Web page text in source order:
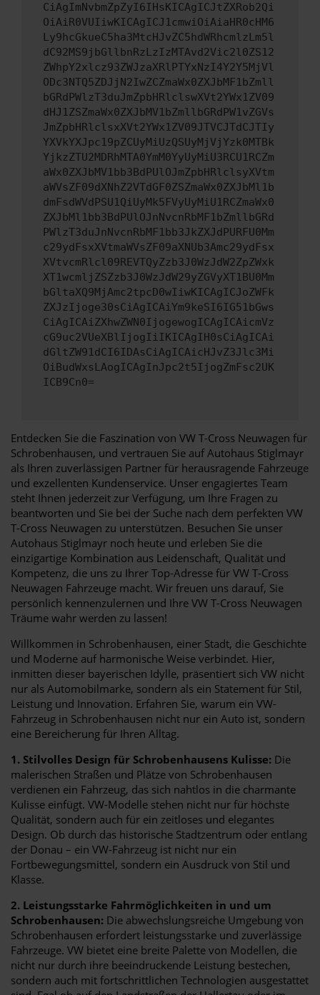
CiAgImNvbmZpZyI6IHsKICAgICJtZXRob2Qi
OiAiR0VUIiwKICAgICJ1cmwiOiAiaHR0cHM6
Ly9hcGkueC5ha3MtcHJvZC5hdWRhcmlzLm5l
dC92MS9jbGllbnRzLzIzMTAvd2Vic2l0ZS12
ZWhpY2xlcz93ZWJzaXRlPTYxNzI4Y2Y5MjVl
ODc3NTQ5ZDJjN2IwZCZmaWx0ZXJbMF1bZmll
bGRdPWlzT3duJmZpbHRlclswXVt2YWx1ZV09
dHJ1ZSZmaWx0ZXJbMV1bZmllbGRdPW1vZGVs
JmZpbHRlclsxXVt2YWx1ZV09JTVCJTdCJTIy
YXVkYXJpc19pZCUyMiUzQSUyMjVjYzk0MTBk
YjkzZTU2MDRhMTA0YmM0YyUyMiU3RCU1RCZm
aWx0ZXJbMV1bb3BdPUlOJmZpbHRlclsyXVtm
aWVsZF09dXNhZ2VTdGF0ZSZmaWx0ZXJbMl1b
dmFsdWVdPSU1QiUyMk5FVyUyMiU1RCZmaWx0
ZXJbMl1bb3BdPUlOJnNvcnRbMF1bZmllbGRd
PWlzT3duJnNvcnRbMF1bb3JkZXJdPURFU0Mm
c29ydFsxXVtmaWVsZF09aXNUb3Amc29ydFsx
XVtvcmRlcl09REVTQyZzb3J0WzJdW2ZpZWxk
XT1wcmljZSZzb3J0WzJdW29yZGVyXT1BU0Mm
bGltaXQ9MjAmc2tpcD0wIiwKICAgICJoZWFk
ZXJzIjoge30sCiAgICAiYm9keSI6IG51bGws
CiAgICAiZXhwZWN0IjogewogICAgICAicmVz
cG9uc2VUeXBlIjogIiIKICAgIH0sCiAgICAi
dGltZW91dCI6IDAsCiAgICAicHJvZ3Jlc3Mi
OiBudWxsLAogICAgInJpc2t5IjogZmFsc2UK
ICB9Cn0=
Entdecken Sie die Faszination von VW T-Cross Neuwagen für
Schrobenhausen, und vertrauen Sie auf Autohaus Stiglmayr
als Ihren zuverlässigen Partner für herausragende Fahrzeuge
und exzellenten Kundenservice. Unser engagiertes Team
steht Ihnen jederzeit zur Verfügung, um Ihre Fragen zu
beantworten und Sie bei der Suche nach dem perfekten VW
T-Cross Neuwagen zu unterstützen. Besuchen Sie unser
Autohaus Stiglmayr noch heute und erleben Sie die
einzigartige Kombination aus Leidenschaft, Qualität und
Kompetenz, die uns zu Ihrer Top-Adresse für VW T-Cross
Neuwagen Fahrzeuge macht. Wir freuen uns darauf, Sie
persönlich kennenzulernen und Ihre VW T-Cross Neuwagen
Träume wahr werden zu lassen!
Willkommen in Schrobenhausen, einer Stadt, die Geschichte
und Moderne auf harmonische Weise verbindet. Hier,
inmitten dieser bayerischen Idylle, präsentiert sich VW nicht
nur als Automobilmarke, sondern als ein Statement für Stil,
Leistung und Innovation. Erfahren Sie, warum ein VW-
Fahrzeug in Schrobenhausen nicht nur ein Auto ist, sondern
eine Bereicherung für Ihren Alltag.
1. Stilvolles Design für Schrobenhausens Kulisse: Die
malerischen Straßen und Plätze von Schrobenhausen
verdienen ein Fahrzeug, das sich nahtlos in die charmante
Kulisse einfügt. VW-Modelle stehen nicht nur für höchste
Qualität, sondern auch für ein zeitloses und elegantes
Design. Ob durch das historische Stadtzentrum oder entlang
der Donau – ein VW-Fahrzeug ist nicht nur ein
Fortbewegungsmittel, sondern ein Ausdruck von Stil und
Klasse.
2. Leistungsstarke Fahrmöglichkeiten in und um
Schrobenhausen: Die abwechslungsreiche Umgebung von
Schrobenhausen erfordert leistungsstarke und zuverlässige
Fahrzeuge. VW bietet eine breite Palette von Modellen, die
nicht nur durch ihre beeindruckende Leistung bestechen,
sondern auch mit fortschrittlichen Technologien ausgestattet